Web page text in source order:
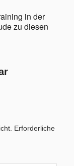
in der
zu diesen
Erforderliche